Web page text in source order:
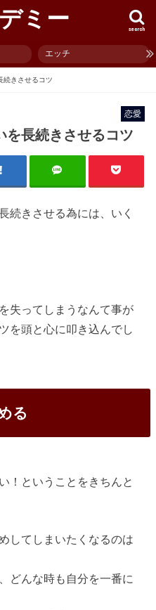
ミー search
エッチ
続きさせるコツ
恋愛
を長続きさせるコツ
続きさせる為には、いく
失ってしまうなんて事が
を頭と心に叩き込んでし
る
！ということをきちんと
してしまいたくなるのは
どんな時も自分を一番に